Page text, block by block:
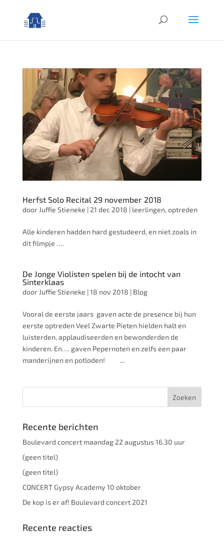
Herfst Solo Recital 29 november 2018
door Juffie Stieneke | 21 dec 2018 | leerlingen,optreden
Alle kinderen hadden hard gestudeerd, en niet zoals in
dit filmpje ….
De Jonge Violisten spelen bij de intocht van
Sinterklaas
door Juffie Stieneke |18 nov 2018 | Blog
Vooral de eerste jaars gaven acte de presence bij hun
eerste optreden Veel Zwarte Pieten hielden halt en
luisterden, applaudiseerden en bewonderden de
kinderen. En…. gaven Pepernoten en zelfs een paar
manderijnen en potloden! ...
Recente berichten
Boulevard concert maandag 22 augustus 16.30 uur
(geen titel)
(geen titel)
CONCERT Gypsy Academy 10 oktober
De kop is er af! Boulevard concert 2021
Recente reacties